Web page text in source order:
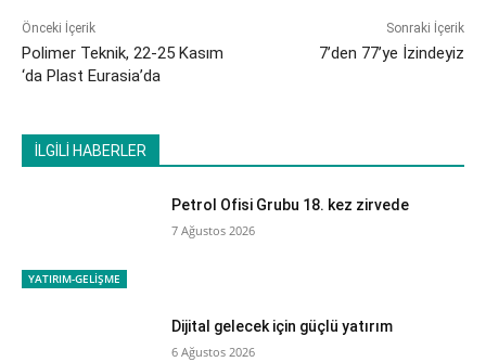
Önceki İçerik
Polimer Teknik, 22-25 Kasım
‘da Plast Eurasia’da
Sonraki İçerik
7’den 77’ye İzindeyiz
İLGİLİ HABERLER
YATIRIM-GELİŞME
Petrol Ofisi Grubu 18. kez zirvede
7 Ağustos 2026
Dijital gelecek için güçlü yatırım
6 Ağustos 2026